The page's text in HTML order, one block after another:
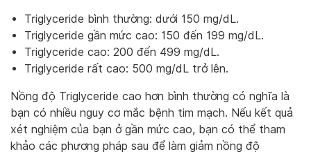
Triglyceride bình thường: dưới 150 mg/dL.
Triglyceride gần mức cao: 150 đến 199 mg/dL.
Triglyceride cao: 200 đến 499 mg/dL.
Triglyceride rất cao: 500 mg/dL trở lên.
Nồng độ Triglyceride cao hơn bình thường có nghĩa là
bạn có nhiều nguy cơ mắc bệnh tim mạch. Nếu kết quả
xét nghiệm của bạn ở gần mức cao, bạn có thể tham
khảo các phương pháp sau để làm giảm nồng độ